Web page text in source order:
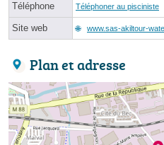
Téléphone Téléphoner au pisciniste
Site web www.sas-akiltour-
Plan et adresse